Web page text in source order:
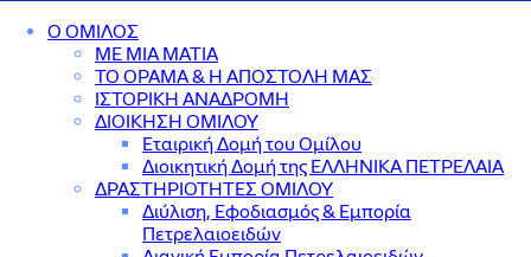
Ο ΟΜΙΛΟΣ
ΜΕ ΜΙΑ ΜΑΤΙΑ
ΤΟ ΟΡΑΜΑ & Η ΑΠΟΣΤΟΛΗ ΜΑΣ
ΙΣΤΟΡΙΚΗ ΑΝΑΔΡΟΜΗ
ΔΙΟΙΚΗΣΗ ΟΜΙΛΟΥ
Εταιρική Δομή του Ομίλου
Διοικητική Δομή της ΕΛΛΗΝΙΚΑ ΠΕΤΡΕΛΑΙΑ
ΔΡΑΣΤΗΡΙΟΤΗΤΕΣ ΟΜΙΛΟΥ
Διύλιση, Εφοδιασμός & Εμπορία
Πετρελαιοειδών